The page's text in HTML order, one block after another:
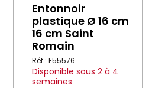
Entonnoir
plastique Ø 16 cm
16 cm Saint
Romain
Réf : E55576
Disponible sous 2 à 4
semaines